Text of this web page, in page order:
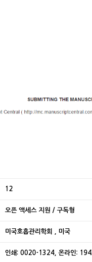
12
오픈 액세스 지원 / 구독형
미국호흡관리학회 , 미국
인쇄: 0020-1324, 온라인: